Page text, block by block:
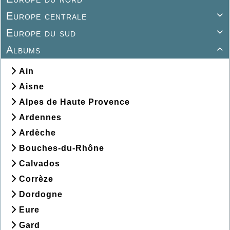

Europe centrale

Europe du sud

Albums
Ain
Aisne
Alpes de Haute Provence
Ardennes
Ardèche
Bouches-du-Rhône
Calvados
Corrèze
Dordogne
Eure
Gard